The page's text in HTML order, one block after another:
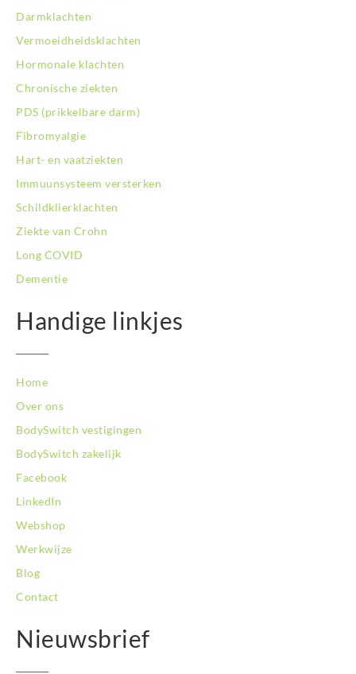
Darmklachten
Vermoeidheidsklachten
Hormonale klachten
Chronische ziekten
PDS (prikkelbare darm)
Fibromyalgie
Hart- en vaatziekten
Immuunsysteem versterken
Schildklierklachten
Ziekte van Crohn
Long COVID
Dementie
Handige linkjes
Home
Over ons
BodySwitch vestigingen
BodySwitch zakelijk
Facebook
LinkedIn
Webshop
Werkwijze
Blog
Contact
Nieuwsbrief